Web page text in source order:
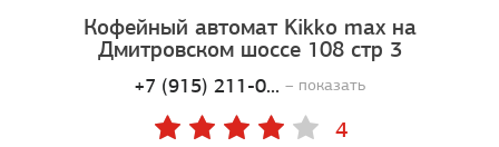
Кофейный автомат Kikko max на
Дмитровском шоссе 108 стр 3
+7 (915) 211-0... – показать
4